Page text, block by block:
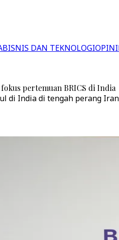
BISNIS DAN TEKNOLOGIOPINI
pertemuan BRICS di India
di India di tengah perang